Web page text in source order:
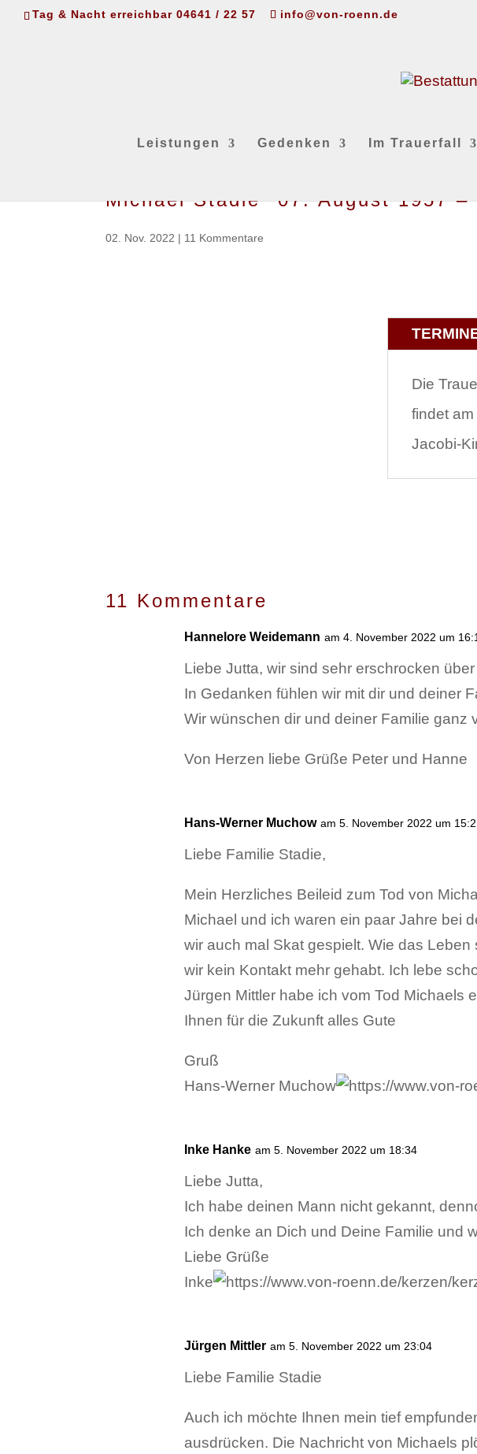
Tag & Nacht erreichbar 04641 / 22 57 info@von-roenn.de
Leistungen Gedenken Im Trauerfall
Michael Stadie *07. August 1957 –
02. Nov. 2022 | 11 Kommentare
Die
findet
Jacobi-
11 Kommentare
Hannelore Weidemann am 4. November 2022 um
Liebe Jutta, wir sind sehr erschrocken
In Gedanken fühlen wir mit dir und deiner
Wir wünschen dir und deiner Familie ganz
Von Herzen liebe Grüße Peter und Hanne
Hans-Werner Muchow am 5. November 2022 um
Liebe Familie Stadie,
Mein Herzliches Beileid zum Tod von
Michael und ich waren ein paar Jahre bei
wir auch mal Skat gespielt. Wie das
wir kein Kontakt mehr gehabt. Ich lebe
Jürgen Mittler habe ich vom Tod Michaels
Ihnen für die Zukunft alles Gute
Gruß
Hans-Werner Muchow
Inke Hanke am 5. November 2022 um 18:34
Liebe Jutta,
Ich habe deinen Mann nicht gekannt,
Ich denke an Dich und Deine Familie und
Liebe Grüße
Inke
Jürgen Mittler am 5. November 2022 um 23:04
Liebe Familie Stadie
Auch ich möchte Ihnen mein tief
ausdrücken. Die Nachricht von Michaels